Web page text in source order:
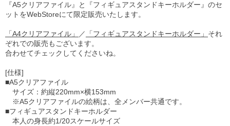
『A5クリアファイル』と『フィギュアスタンドキーホルダー』のセ
ットをWebStoreにて限定販売いたします。
「A4クリアファイル」 ／ 「フィギュアスタンドキーホルダー」 それ
ぞれでの販売もございます。
合わせてチェックしてくださいね。
[仕様]
■A5クリアファイル
サイズ：約縦220mm×横153mm
※A5クリアファイルの絵柄は、全メンバー共通です。
■フィギュアスタンドキーホルダー
本人の身長約1/20スケールサイズ